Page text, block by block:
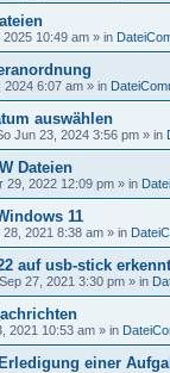
2025 10:49 am » in
2024 6:07 am » in
auswählen
Jun 23, 2024 3:56 pm » in
Dateien
29, 2022 12:09 pm » in
11
28, 2021 8:38 am » in
auf usb-stick
27, 2021 3:30 pm » in
2021 10:53 am » in
einer